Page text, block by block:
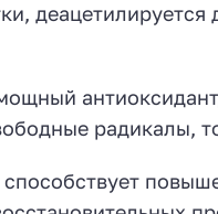
радикалы,